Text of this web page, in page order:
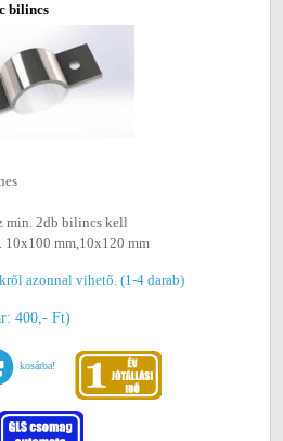
bilincs
min. 2db bilincs kell
10x100 mm,10x120 mm
azonnal vihető. (1-4 darab)
400,- Ft)
kosárba!